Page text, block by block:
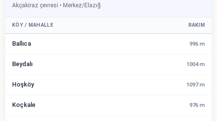
Akçakiraz çevresi • Merkez/Elazığ
KÖY / MAHALLE RAKIM
Ballıca 996 m
Beydalı 1004 m
Hoşköy 1097 m
Koçkale 976 m